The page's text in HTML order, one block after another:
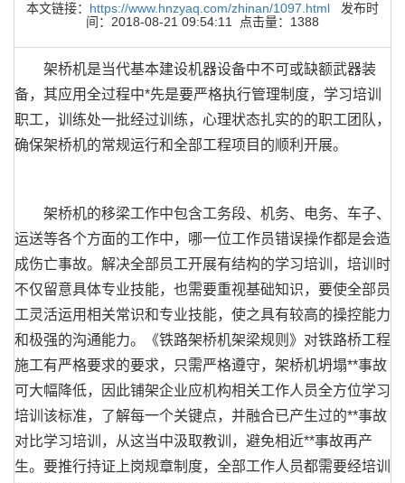
本文链接： https://www.hnzyaq.com/zhinan/1097.html 发布时
间：2018-08-21 09:54:11 点击量：1388
架桥机是当代基本建设机器设备中不可或缺额武器装
备，其应用全过程中*先是要严格执行管理制度，学习培训
职工，训练处一批经过训练，心理状态扎实的的职工团队，
确保架桥机的常规运行和全部工程项目的顺利开展。
架桥机的移梁工作中包含工务段、机务、电务、车子、
运送等各个方面的工作中，哪一位工作员错误操作都是会造
成伤亡事故。解决全部员工开展有结构的学习培训，培训时
不仅留意具体专业技能，也需要重视基础知识，要使全部员
工灵活运用相关常识和专业技能，使之具有较高的操控能力
和极强的沟通能力。《铁路架桥机架梁规则》对铁路桥工程
施工有严格要求的要求，只需严格遵守，架桥机坍塌**事故
可大幅降低，因此铺架企业应机构相关工作人员全方位学习
培训该标准，了解每一个关键点，并融合已产生过的**事故
对比学习培训，从这当中汲取教训，避免相近**事故再产
生。要推行持证上岗规章制度，全部工作人员都需要经培训